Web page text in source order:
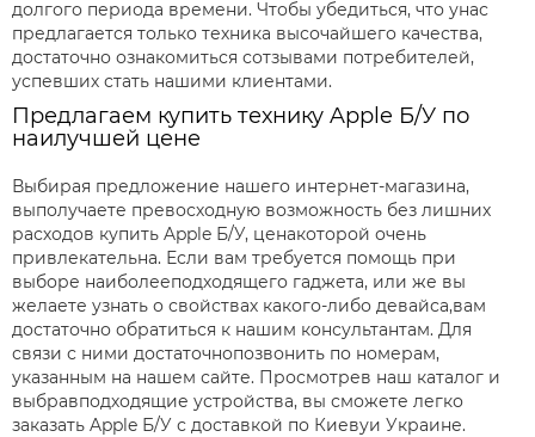
долгого периода времени. Чтобы убедиться, что унас
предлагается только техника высочайшего качества,
достаточно ознакомиться сотзывами потребителей,
успевших стать нашими клиентами.
Предлагаем купить технику Apple Б/У по
наилучшей цене
Выбирая предложение нашего интернет-магазина,
выполучаете превосходную возможность без лишних
расходов купить Apple Б/У, ценакоторой очень
привлекательна. Если вам требуется помощь при
выборе наиболееподходящего гаджета, или же вы
желаете узнать о свойствах какого-либо девайса,вам
достаточно обратиться к нашим консультантам. Для
связи с ними достаточнопозвонить по номерам,
указанным на нашем сайте. Просмотрев наш каталог и
выбравподходящие устройства, вы сможете легко
заказать Apple Б/У с доставкой по Киевуи Украине.